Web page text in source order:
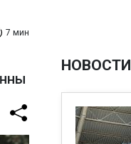
7 мин
НОВОСТИ